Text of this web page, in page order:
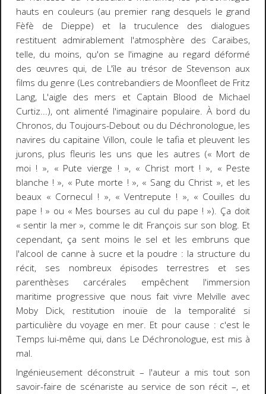
hauts en couleurs (au premier rang desquels le grand
Fèfè de Dieppe) et la truculence des dialogues
restituent admirablement l'atmosphère des Caraïbes,
telle, du moins, qu'on se l'imagine au regard déformé
des œuvres qui, de L'île au trésorde Stevenson aux
films du genre (Les contrebandiers de Moonfleet de Fritz
Lang, L'aigle des mers et Captain Blood de Michael
Curtiz...), ont alimenté l'imaginaire populaire. À bord du
Chronos, du Toujours-Deboutou du Déchronologue, les
navires du capitaine Villon, coule le tafia et pleuvent les
jurons, plus fleuris les uns que les autres (« Mort de
moi ! », « Pute vierge ! », « Christ mort ! », « Peste
blanche ! », « Pute morte ! », « Sang du Christ », et les
beaux « Cornecul ! », « Ventrepute ! », « Couilles du
pape ! » ou « Mes bourses au cul du pape ! »). Ça doit
« sentir la mer », comme le dit François sur son blog. Et
cependant, ça sent moins le sel et les embruns que
l'alcool de canne à sucre et la poudre : la structure du
récit, ses nombreux épisodes terrestres et ses
parenthèses carcérales empêchent l'immersion
maritime progressive que nous fait vivre Melville avec
Moby Dick, restitution inouïe de la temporalité si
particulière du voyage en mer. Et pour cause : c'est le
Temps lui-même qui, dans Le Déchronologue, est mis à
mal.
Ingénieusement déconstruit – l'auteur a mis tout son
savoir-faire de scénariste au service de son récit –, et